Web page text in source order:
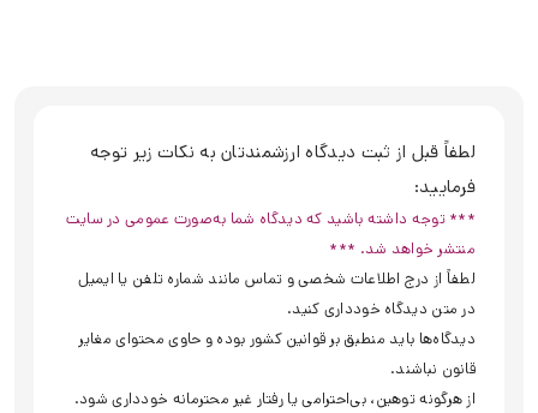
لطفاً قبل از ثبت دیدگاه ارزشمندتان به نکات زیر توجه
فرمایید:
*** توجه داشته باشید که دیدگاه شما به‌صورت عمومی در سایت
منتشر خواهد شد. ***
لطفاً از درج اطلاعات شخصی و تماس مانند شماره تلفن یا ایمیل
در متن دیدگاه خودداری کنید.
دیدگاه‌ها باید منطبق بر قوانین کشور بوده و حاوی محتوای مغایر
قانون نباشند.
از هرگونه توهین، بی‌احترامی یا رفتار غیر محترمانه خودداری شود.